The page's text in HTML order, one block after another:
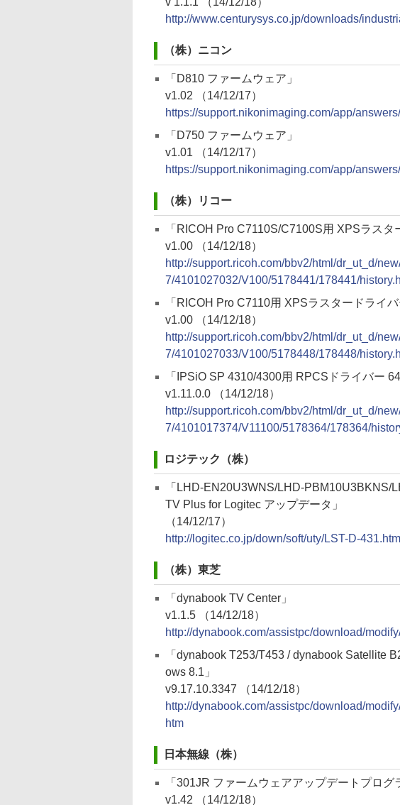
http://www.centurysys.co.jp/downloads/
（株）ニコン
「D810 ファームウェア」
v1.02 （14/12/17）
https://support.nikonimaging.com/app/
「D750 ファームウェア」
v1.01 （14/12/17）
https://support.nikonimaging.com/app/
（株）リコー
「RICOH Pro C7110S/C7100S用 XPSラスタ
v1.00 （14/12/18）
http://support.ricoh.com/bbv2/html/dr_ut_d/
7/4101027032/V100/5178441/178441/
「RICOH Pro C7110用 XPSラスタードライバ
v1.00 （14/12/18）
http://support.ricoh.com/bbv2/html/dr_ut_d/
7/4101027033/V100/5178448/178448/
「IPSiO SP 4310/4300用 RPCSドライバー
v1.11.0.0 （14/12/18）
http://support.ricoh.com/bbv2/html/dr_ut_d/
7/4101017374/V11100/5178364/178364/
ロジテック（株）
「LHD-EN20U3WNS/LHD-PBM10U3BKNS/
TV Plus for Logitec アップデータ」
（14/12/17）
http://logitec.co.jp/down/soft/uty/LST-D-431.html
（株）東芝
「dynabook TV Center」
v1.1.5 （14/12/18）
http://dynabook.com/assistpc/download/
「dynabook T253/T453 / dynabook Satellite
ows 8.1」
v9.17.10.3347 （14/12/18）
http://dynabook.com/assistpc/download/
htm
日本無線（株）
「301JR ファームウェアアップデートプログ
v1.42 （14/12/18）